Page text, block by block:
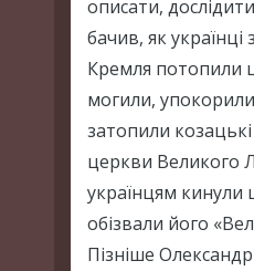
описати,
бачив, як українці
Кремля потопили
могили,
затопили
церкви Великого
українцям кинули
обізвали його
Пізніше